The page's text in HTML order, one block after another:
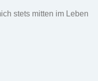
stets mitten im Leben